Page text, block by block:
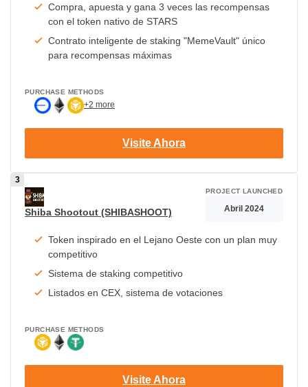
Compra, apuesta y gana 3 veces las recompensas
con el token nativo de STARS
Contrato inteligente de staking "MemeVault" único
para recompensas máximas
PURCHASE METHODS
+2 more
Visite Ahora
Shiba Shootout (SHIBASHOOT)
Token inspirado en el Lejano Oeste con un plan muy
competitivo
Sistema de staking competitivo
Listados en CEX, sistema de votaciones
PROJECT LAUNCHED
Abril 2024
PURCHASE METHODS
Visite Ahora